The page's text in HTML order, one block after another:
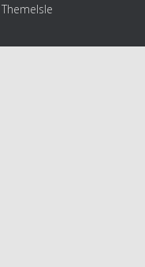
ThemeIsle